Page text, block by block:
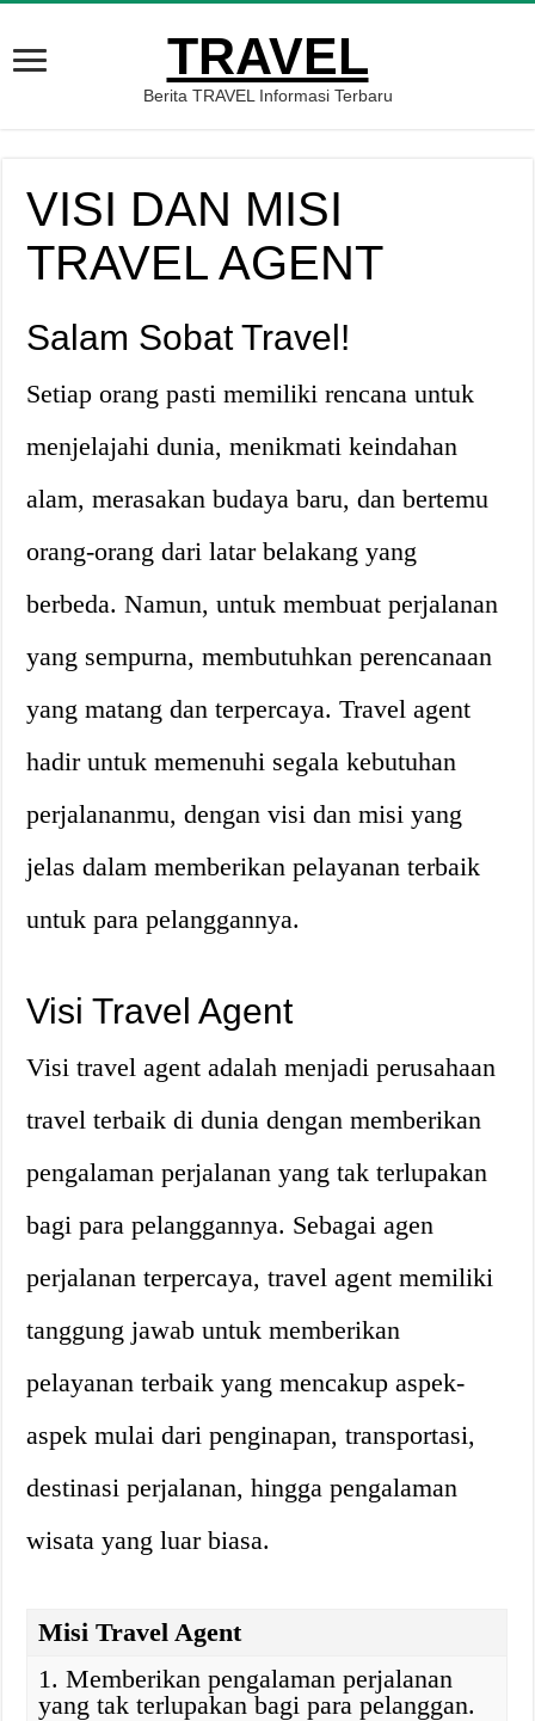
TRAVEL
Berita TRAVEL Informasi Terbaru
VISI DAN MISI
TRAVEL AGENT
Salam Sobat Travel!
Setiap orang pasti memiliki rencana untuk
menjelajahi dunia, menikmati keindahan
alam, merasakan budaya baru, dan bertemu
orang-orang dari latar belakang yang
berbeda. Namun, untuk membuat perjalanan
yang sempurna, membutuhkan perencanaan
yang matang dan terpercaya. Travel agent
hadir untuk memenuhi segala kebutuhan
perjalananmu, dengan visi dan misi yang
jelas dalam memberikan pelayanan terbaik
untuk para pelanggannya.
Visi Travel Agent
Visi travel agent adalah menjadi perusahaan
travel terbaik di dunia dengan memberikan
pengalaman perjalanan yang tak terlupakan
bagi para pelanggannya. Sebagai agen
perjalanan terpercaya, travel agent memiliki
tanggung jawab untuk memberikan
pelayanan terbaik yang mencakup aspek-
aspek mulai dari penginapan, transportasi,
destinasi perjalanan, hingga pengalaman
wisata yang luar biasa.
Misi Travel Agent
1. Memberikan pengalaman perjalanan
yang tak terlupakan bagi para pelanggan.